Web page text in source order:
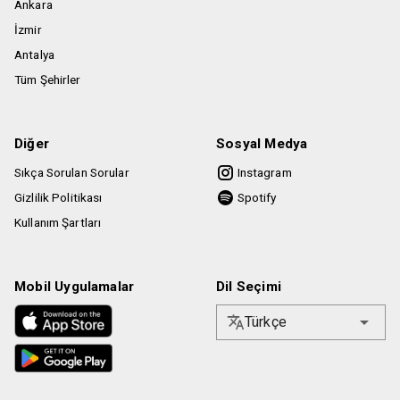
Ankara
İzmir
Antalya
Tüm Şehirler
Diğer
Sıkça Sorulan Sorular
Gizlilik Politikası
Kullanım Şartları
Sosyal Medya
Instagram
Spotify
Mobil Uygulamalar Dil Seçimi
Türkçe